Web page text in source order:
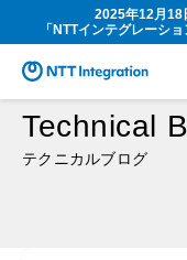
2025年12月18
「NTTインテグレーシ
Technical
テクニカルブログ